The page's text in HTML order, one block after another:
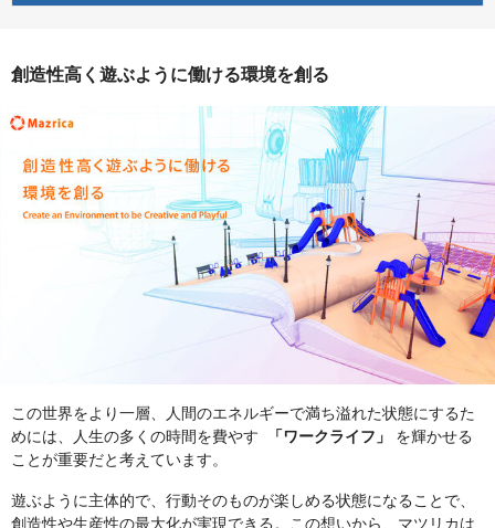
創造性高く遊ぶように働ける環境を創る
この世界をより一層、人間のエネルギーで満ち溢れた状態にするた
めには、人生の多くの時間を費やす
「ワークライフ」
を輝かせる
ことが重要だと考えています。
遊ぶように主体的で、行動そのものが楽しめる状態になることで、
創造性や生産性の最大化が実現できる。この想いから、マツリカは